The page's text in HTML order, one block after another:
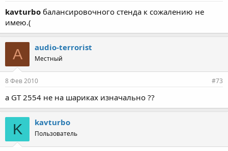
kavturbo балансировочного стенда к сожалению не
имею.(
A audio-terrorist
Местный
8 Фев 2010 #73
а GT 2554 не на шариках изначально ??
K kavturbo
Пользователь